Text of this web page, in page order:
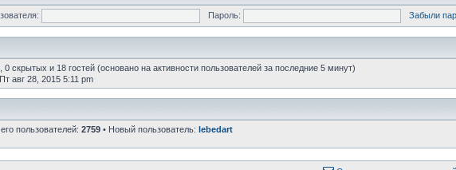
Пароль: Забыли
0 скрытых и 18 гостей (основано на активности пользователей за последние 5 минут)
авг 28, 2015 5:11 pm
пользователей: 2759 • Новый пользователь: lebedart